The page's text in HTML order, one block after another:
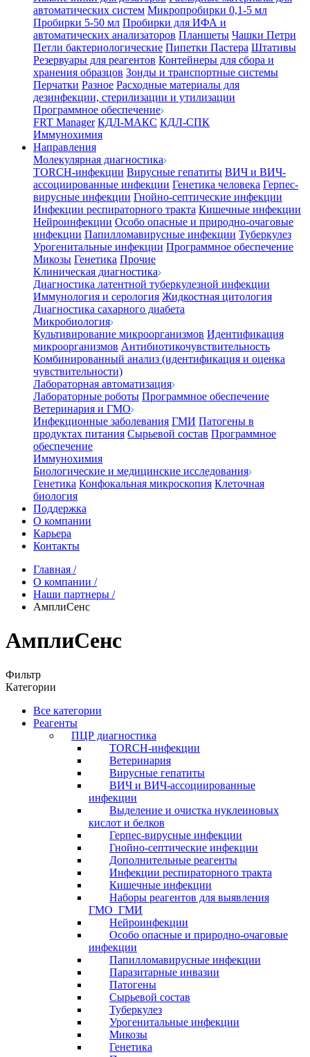
автоматических систем Микропробирки 0,1-5 мл
Пробирки 5-50 мл Пробирки для ИФА и
автоматических анализаторов Планшеты Чашки Петри
Петли бактериологические Пипетки Пастера Штативы
Резервуары для реагентов Контейнеры для сбора и
хранения образцов Зонды и транспортные системы
Перчатки Разное Расходные материалы для
дезинфекции, стерилизации и утилизации
Программное обеспечение
FRT Manager КДЛ-МАКС КДЛ-СПК
Иммунохимия
Направления
Молекулярная диагностика
TORCH-инфекции Вирусные гепатиты ВИЧ и ВИЧ-
ассоциированные инфекции Генетика человека Герпес-
вирусные инфекции Гнойно-септические инфекции
Инфекции респираторного тракта Кишечные инфекции
Нейроинфекции Особо опасные и природно-очаговые
инфекции Папилломавирусные инфекции Туберкулез
Урогенитальные инфекции Программное обеспечение
Микозы Генетика Прочие
Клиническая диагностика
Диагностика латентной туберкулезной инфекции
Иммунология и серология Жидкостная цитология
Диагностика сахарного диабета
Микробиология
Культивирование микроорганизмов Идентификация
микроорганизмов Антибиотикочувствительность
Комбинированный анализ (идентификация и оценка
чувствительности)
Лабораторная автоматизация
Лабораторные роботы Программное обеспечение
Ветеринария и ГМО
Инфекционные заболевания ГМИ Патогены в
продуктах питания Сырьевой состав Программное
обеспечение
Иммунохимия
Биологические и медицинские исследования
Генетика Конфокальная микроскопия Клеточная
биология
Поддержка
О компании
Карьера
Контакты
Главная /
О компании /
Наши партнеры /
АмплиСенс
АмплиСенс
Фильтр
Категории
Все категории
Реагенты
ПЦР диагностика
TORCH-инфекции
Ветеринария
Вирусные гепатиты
ВИЧ и ВИЧ-ассоциированные
инфекции
Выделение и очистка нуклеиновых
кислот и белков
Герпес-вирусные инфекции
Гнойно-септические инфекции
Дополнительные реагенты
Инфекции респираторного тракта
Кишечные инфекции
Наборы реагентов для выявления
ГМО_ГМИ
Нейроинфекции
Особо опасные и природно-очаговые
инфекции
Папилломавирусные инфекции
Паразитарные инвазии
Патогены
Сырьевой состав
Туберкулез
Урогенитальные инфекции
Микозы
Генетика